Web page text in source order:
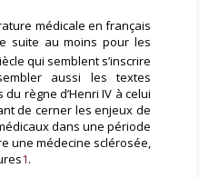
médicale en français
suite au moins pour les
qui semblent s’inscrire
aussi les textes
règne d’Henri IV à celui
de cerner les enjeux de
dans une période
une médecine sclérosée,
1.